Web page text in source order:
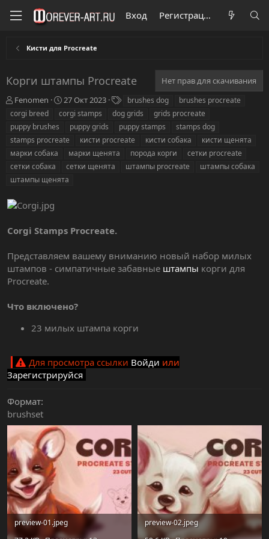
Вход Регистрация
Кисти для Procreate
Корги штампы Procreate
Нет прав для скачивания
А
в
о
р
Fenomen
Д
а
с
з
27 Окт 2023
е
г
и
brushes dog
brushes procreate
corgi breed
corgi stamps dog grids
grids procreate
puppy brushes
puppy grids puppy stamps
stamps dog
stamps procreate
кисти procreate кисти собака
кисти щенята
марки собака
марки щенята порода корги
сетки procreate
сетки собака
сетки щенята штампы procreate
штампы собака
штампы щенята
Corgi Stamps Procreate.
Представляем вашему вниманию новый набор милых
штампов - симпатичные забавные штампы корги для
Procreate.
Что включено?
23 милых штампа корги
Для просмотра ссылки Войди или
Зарегистрируйся
Формат
brushset
preview-01.jpeg
preview-02.jpeg